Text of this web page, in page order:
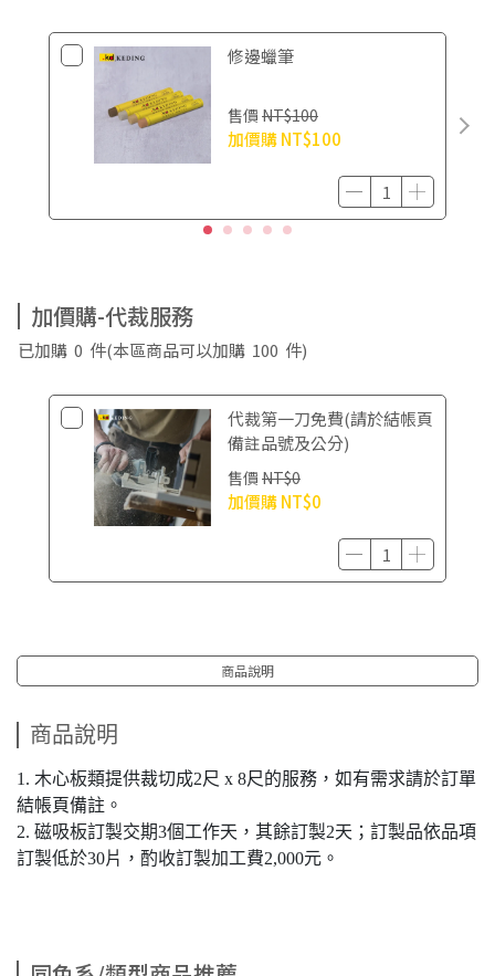
修邊蠟筆
售價 NT$100
加價購NT$100
加價購-代裁服務
已加購 0 件(本區商品可以加購 100 件)
代裁第一刀免費(請於結帳頁
備註品號及公分)
售價 NT$0
加價購NT$0
商品說明
商品說明
1. 木心板類提供裁切成2尺 x 8尺的服務，如有需求請於訂單
結帳頁備註。
2. 磁吸板訂製交期3個工作天，其餘訂製2天；訂製品依品項
訂製低於30片，酌收訂製加工費2,000元。